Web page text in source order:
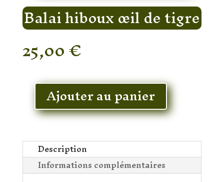
Balai hiboux œil de tigre
25,00€
En stock
quantité
Balai
œil
de
tigre
Ajouter au panier
Description
Informations complémentaires